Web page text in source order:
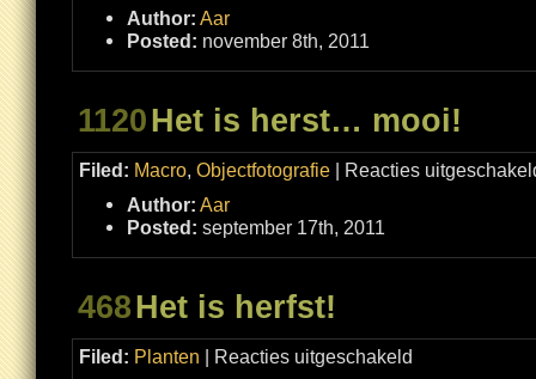
Author: Aar
Posted: november 8th, 2011
1120Het is herst… mooi!
Filed: Macro, Objectfotografie | Reacties
Author: Aar
Posted: september 17th, 2011
468Het is herfst!
Filed: Planten | Reacties uitgeschakeld